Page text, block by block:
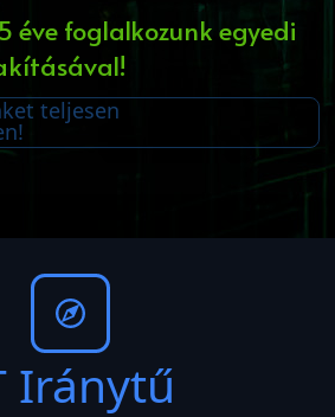
foglalkozunk egyedi
teljesen
Iránytű